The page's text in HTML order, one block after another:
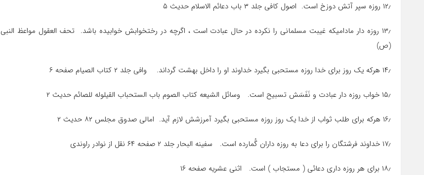
۱۲٫ روزه سپر آتش دوزخ است. اصول کافی جلد ۳ باب دعائم الاسلام حدیث ۵
۱۳٫ روزه دار مادامیکه غیبت مسلمانی را نکرده در حال عبادت است ، اگرچه در رختخوابش خوابیده باشد. تحف العقول مواعظ النبی
(ص)
۱۴٫ هرکه یک روز برای خدا روزه مستحبی بگیرد خداوند او را داخل بهشت گرداند. وافی جلد ۲ کتاب الصیام صفحه ۶
۱۵٫ خواب روزه دار عبادت و نَفَسَش تسبیح است. وسائل الشیعه کتاب الصوم باب الستحباب القیلوله للصائم حدیث ۲
۱۶٫ هرکه برای طلب ثواب از خدا یک روز روزه مستحبی بگیرد آمرزشش لازم آید. امالی صدوق مجلس ۸۲ حدیث ۲
۱۷٫ خداوند فرشتگان را برای دعا به روزه داران گُمارده است. سفینه البحار جلد ۲ صفحه ۶۴ نقل از نوادر راوندی
۱۸٫ برای هر روزه داری دعائی ( مستجاب ) است. اثنی عشریه صفحه ۱۶